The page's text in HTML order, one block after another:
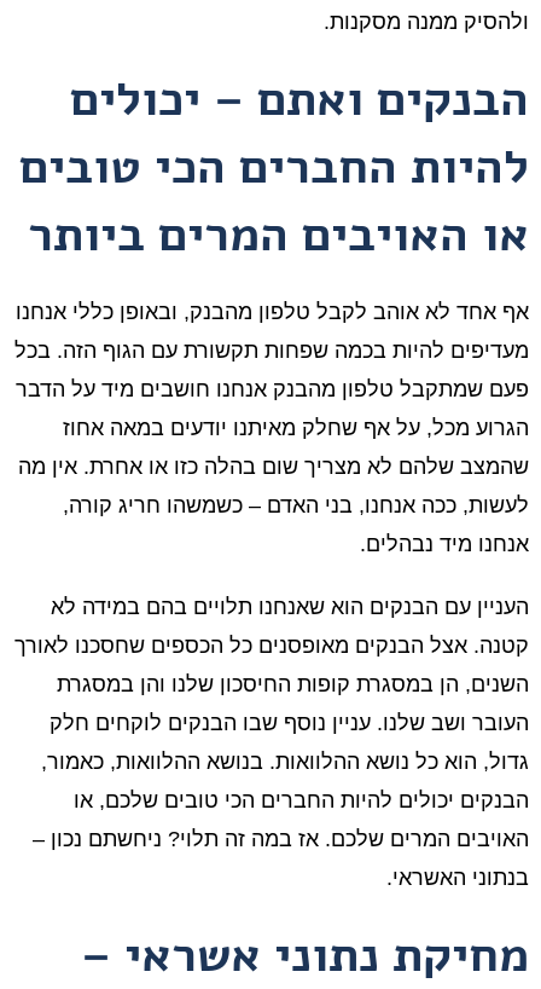
ולהסיק ממנה מסקנות.
הבנקים ואתם – יכולים
להיות החברים הכי טובים
או האויבים המרים ביותר
אף אחד לא אוהב לקבל טלפון מהבנק, ובאופן כללי אנחנו
מעדיפים להיות בכמה שפחות תקשורת עם הגוף הזה. בכל
פעם שמתקבל טלפון מהבנק אנחנו חושבים מיד על הדבר
הגרוע מכל, על אף שחלק מאיתנו יודעים במאה אחוז
שהמצב שלהם לא מצריך שום בהלה כזו או אחרת. אין מה
לעשות, ככה אנחנו, בני האדם – כשמשהו חריג קורה,
אנחנו מיד נבהלים.
העניין עם הבנקים הוא שאנחנו תלויים בהם במידה לא
קטנה. אצל הבנקים מאופסנים כל הכספים שחסכנו לאורך
השנים, הן במסגרת קופות החיסכון שלנו והן במסגרת
העובר ושב שלנו. עניין נוסף שבו הבנקים לוקחים חלק
גדול, הוא כל נושא ההלוואות. בנושא ההלוואות, כאמור,
הבנקים יכולים להיות החברים הכי טובים שלכם, או
האויבים המרים שלכם. אז במה זה תלוי? ניחשתם נכון –
בנתוני האשראי.
מחיקת נתוני אשראי –